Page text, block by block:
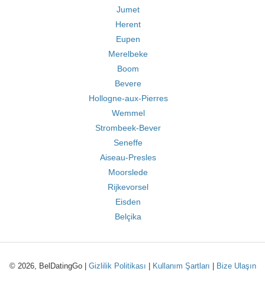
Jumet
Herent
Eupen
Merelbeke
Boom
Bevere
Hollogne-aux-Pierres
Wemmel
Strombeek-Bever
Seneffe
Aiseau-Presles
Moorslede
Rijkevorsel
Eisden
Belçika
© 2026, BelDatingGo | Gizlilik Politikası Kullanım Şartları Bize Ulaşın